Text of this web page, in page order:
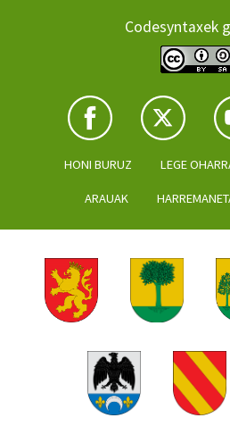
Codesyntaxek
HONI BURUZ LEGE
ARAUAK